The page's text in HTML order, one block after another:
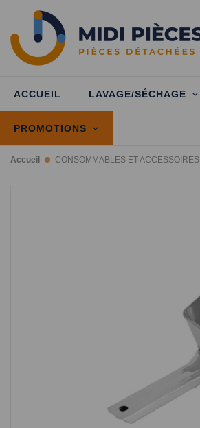
ACCUEIL LAVAGE/SÉCHAGE
PROMOTIONS
Accueil CONSOMMABLES ET ACCESSOIRES